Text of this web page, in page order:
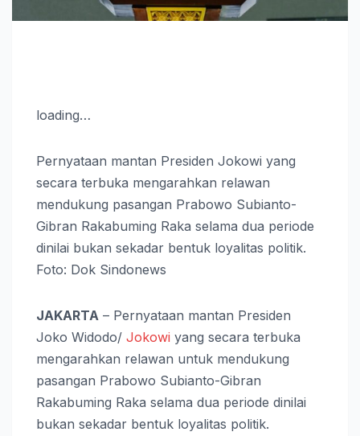
loading…
Pernyataan mantan Presiden Jokowi yang
secara terbuka mengarahkan relawan
mendukung pasangan Prabowo Subianto-
Gibran Rakabuming Raka selama dua periode
dinilai bukan sekadar bentuk loyalitas politik.
Foto: Dok Sindonews
JAKARTA – Pernyataan mantan Presiden
Joko Widodo/ Jokowi yang secara terbuka
mengarahkan relawan untuk mendukung
pasangan Prabowo Subianto-Gibran
Rakabuming Raka selama dua periode dinilai
bukan sekadar bentuk loyalitas politik.